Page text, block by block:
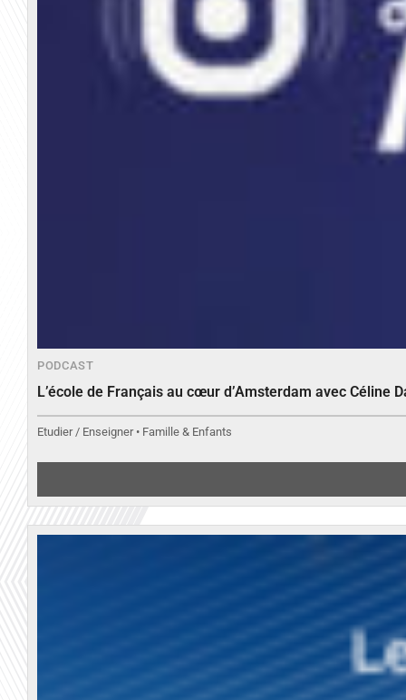
PODCAST
L’école de Français au cœur d’Amsterdam avec Céline
Etudier / Enseigner • Famille & Enfants